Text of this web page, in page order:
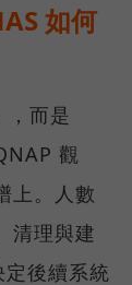
如何
而是
觀
上。人數
清理與建
後續系統